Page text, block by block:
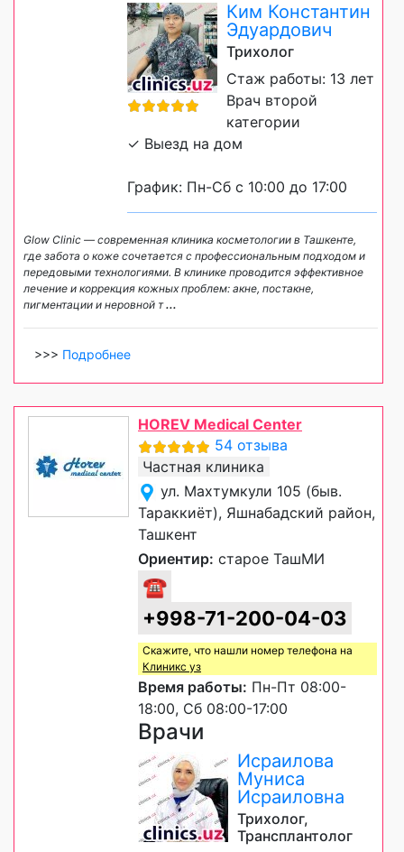
Ким Константин
Эдуардович
Трихолог
Стаж работы: 13 лет
Врач второй
категории
✓ Выезд на дом
График: Пн-Сб с 10:00 до 17:00
Glow Clinic — современная клиника косметологии в Ташкенте,
где забота о коже сочетается с профессиональным подходом и
передовыми технологиями. В клинике проводится эффективное
лечение и коррекция кожных проблем: акне, постакне,
пигментации и неровной т...
>>> Подробнее
HOREV Medical Center
54 отзыва
Частная клиника
ул. Махтумкули 105 (быв.
Тараккиёт), Яшнабадский район,
Ташкент
Ориентир: старое ТашМИ
☎
+998-71-200-04-03
Скажите, что нашли номер телефона на
Клиникс уз
Время работы: Пн-Пт 08:00-
18:00, Сб 08:00-17:00
Врачи
Исраилова
Муниса
Исраиловна
Трихолог,
Трансплантолог